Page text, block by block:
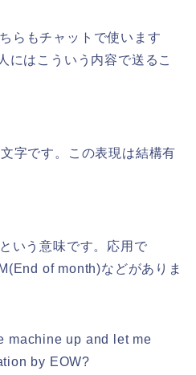
らもチャットで使います
にはこういう内容で送るこ
字です。この表現は結構有
いう意味です。応用で
of month)などがありま
machine up and let me
by EOW?